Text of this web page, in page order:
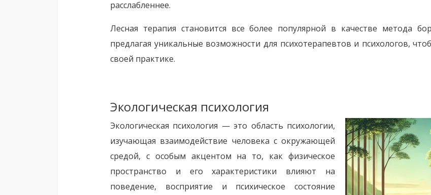
расслабленнее.
Лесная терапия становится все более популярной в качестве метода
предлагая уникальные возможности для психотерапевтов и психологов,
своей практике.
Экологическая психология
Экологическая психология — это область психологии,
изучающая взаимодействие человека с окружающей
средой, с особым акцентом на то, как физическое
пространство и его характеристики влияют на
поведение, восприятие и психическое состояние